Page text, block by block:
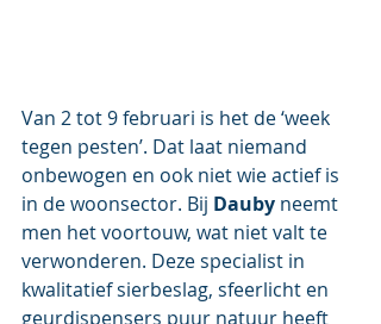
Van 2 tot 9 februari is het de ‘week
tegen pesten’. Dat laat niemand
onbewogen en ook niet wie actief is
in de woonsector. Bij Dauby neemt
men het voortouw, wat niet valt te
verwonderen. Deze specialist in
kwalitatief sierbeslag, sfeerlicht en
geurdispensers puur natuur heeft